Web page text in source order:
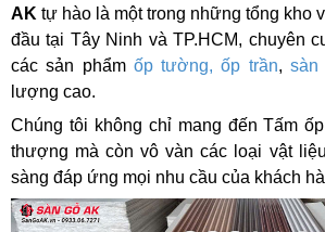
AK tự hào là một trong những tổng kho
đầu tại Tây Ninh và TP.HCM, chuyên
các sản phẩm ốp tường, ốp trần, sàn
lượng cao.
Chúng tôi không chỉ mang đến Tấm
thượng mà còn vô vàn các loại vật
sàng đáp ứng mọi nhu cầu của khách